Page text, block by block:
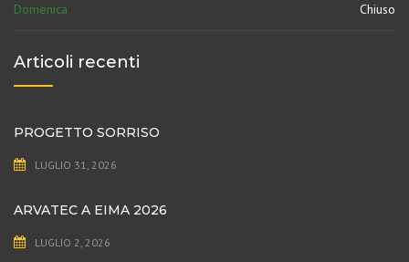
Domenica Chiuso
Articoli recenti
PROGETTO SORRISO
LUGLIO 31, 2026
ARVATEC A EIMA 2026
LUGLIO 2, 2026